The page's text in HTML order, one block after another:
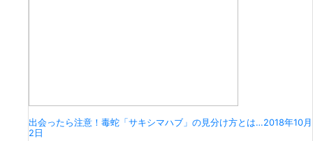
出会ったら注意！毒蛇「サキシマハブ」の見分け方とは…2018年10月
2日